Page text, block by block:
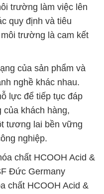
trường làm việc lên
quy định và tiêu
trường là cam kết
của sản phẩm và
nghề khác nhau.
lực để tiếp tục đáp
khách hàng,
tương lai bền vững
nghiệp.
chất HCOOH Acid &
Đức Germany
chất HCOOH Acid &